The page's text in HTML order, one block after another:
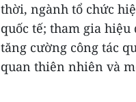
thời, ngành tổ chức
quốc tế; tham gia
tăng cường công tác
quan thiên nhiên và